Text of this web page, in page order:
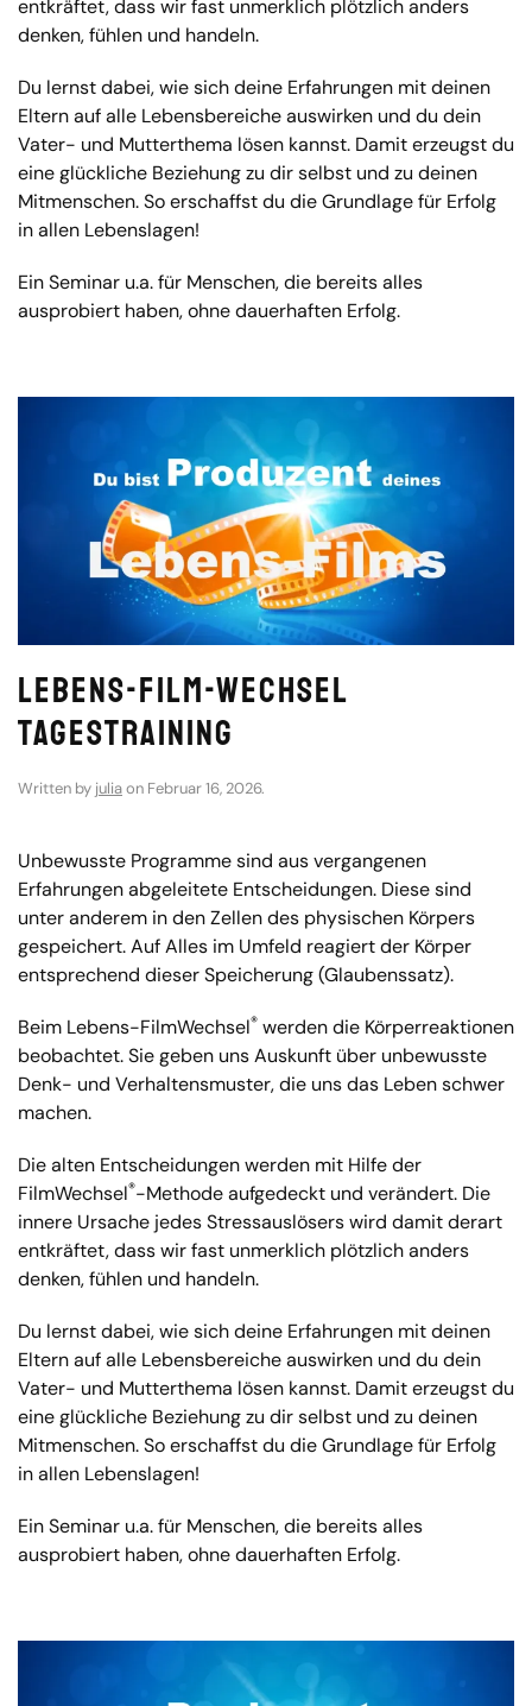
entkräftet, dass wir fast unmerklich plötzlich anders
denken, fühlen und handeln.
Du lernst dabei, wie sich deine Erfahrungen mit deinen
Eltern auf alle Lebensbereiche auswirken und du dein
Vater- und Mutterthema lösen kannst. Damit erzeugst du
eine glückliche Beziehung zu dir selbst und zu deinen
Mitmenschen. So erschaffst du die Grundlage für Erfolg
in allen Lebenslagen!
Ein Seminar u.a. für Menschen, die bereits alles
ausprobiert haben, ohne dauerhaften Erfolg.
Lebens-Film-Wechsel
Tagestraining
Written by juliaon Februar 16, 2026.
Unbewusste Programme sind aus vergangenen
Erfahrungen abgeleitete Entscheidungen. Diese sind
unter anderem in den Zellen des physischen Körpers
gespeichert. Auf Alles im Umfeld reagiert der Körper
entsprechend dieser Speicherung (Glaubenssatz).
Beim Lebens-FilmWechsel® werden die Körperreaktionen
beobachtet. Sie geben uns Auskunft über unbewusste
Denk- und Verhaltensmuster, die uns das Leben schwer
machen.
Die alten Entscheidungen werden mit Hilfe der
FilmWechsel®-Methode aufgedeckt und verändert. Die
innere Ursache jedes Stressauslösers wird damit derart
entkräftet, dass wir fast unmerklich plötzlich anders
denken, fühlen und handeln.
Du lernst dabei, wie sich deine Erfahrungen mit deinen
Eltern auf alle Lebensbereiche auswirken und du dein
Vater- und Mutterthema lösen kannst. Damit erzeugst du
eine glückliche Beziehung zu dir selbst und zu deinen
Mitmenschen. So erschaffst du die Grundlage für Erfolg
in allen Lebenslagen!
Ein Seminar u.a. für Menschen, die bereits alles
ausprobiert haben, ohne dauerhaften Erfolg.